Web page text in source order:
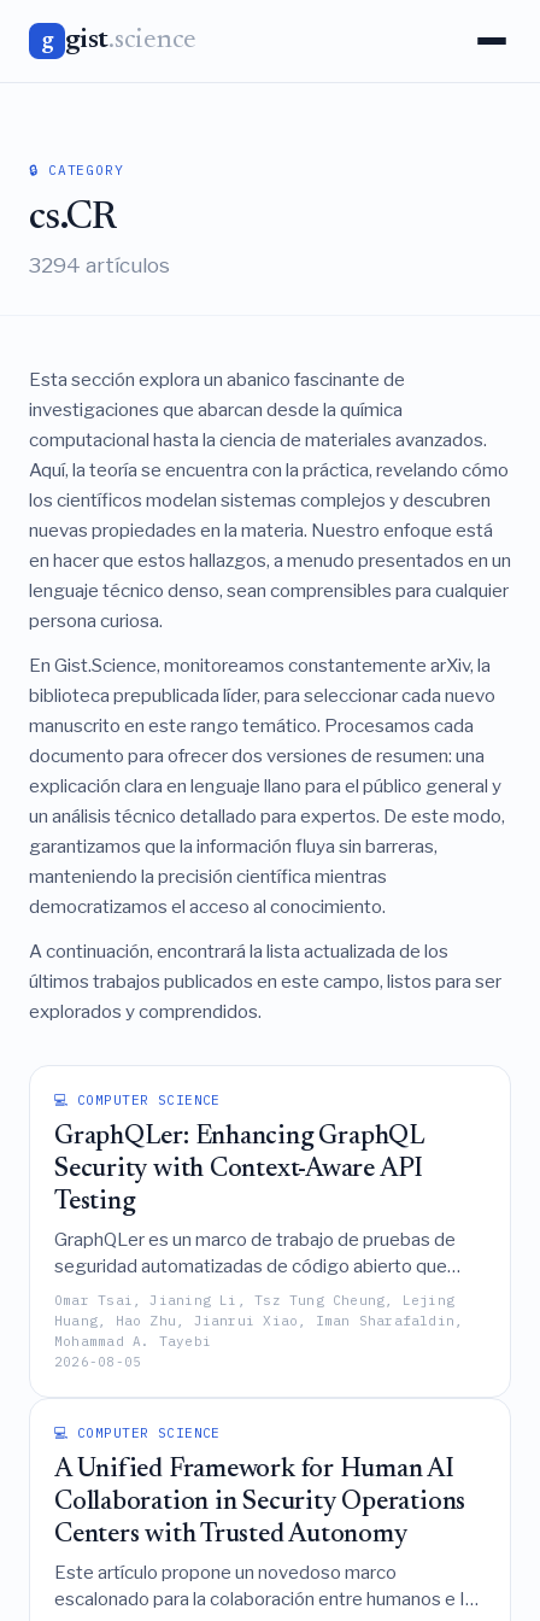
g gist.science
🔒 CATEGORY
cs.CR
3294 artículos
Esta sección explora un abanico fascinante de
investigaciones que abarcan desde la química
computacional hasta la ciencia de materiales avanzados.
Aquí, la teoría se encuentra con la práctica, revelando cómo
los científicos modelan sistemas complejos y descubren
nuevas propiedades en la materia. Nuestro enfoque está
en hacer que estos hallazgos, a menudo presentados en un
lenguaje técnico denso, sean comprensibles para cualquier
persona curiosa.
En Gist.Science, monitoreamos constantemente arXiv, la
biblioteca prepublicada líder, para seleccionar cada nuevo
manuscrito en este rango temático. Procesamos cada
documento para ofrecer dos versiones de resumen: una
explicación clara en lenguaje llano para el público general y
un análisis técnico detallado para expertos. De este modo,
garantizamos que la información fluya sin barreras,
manteniendo la precisión científica mientras
democratizamos el acceso al conocimiento.
A continuación, encontrará la lista actualizada de los
últimos trabajos publicados en este campo, listos para ser
explorados y comprendidos.
💻 COMPUTER SCIENCE
GraphQLer: Enhancing GraphQL
Security with Context-Aware API
Testing
GraphQLer es un marco de trabajo de pruebas de
seguridad automatizadas de código abierto que
mejora la seguridad de las API de GraphQL
mediante la construcción de grafos de
dependencias tipados a partir de esquemas en vivo
para sintetizar cadenas de vulnerabilidades de
múltiples pasos, superando así a herramientas
existentes como ZAP y EvoMaster en la detección
de fallos complejos y dependientes del estado, tales
como IDOR, UAF e inyecciones.
Omar Tsai, Jianing Li, Tsz Tung Cheung, Lejing
Huang, Hao Zhu, Jianrui Xiao, Iman Sharafaldin,
Mohammad A. Tayebi
2026-08-05
💻 COMPUTER SCIENCE
A Unified Framework for Human AI
Collaboration in Security Operations
Centers with Trusted Autonomy
Este artículo propone un novedoso marco
escalonado para la colaboración entre humanos e IA